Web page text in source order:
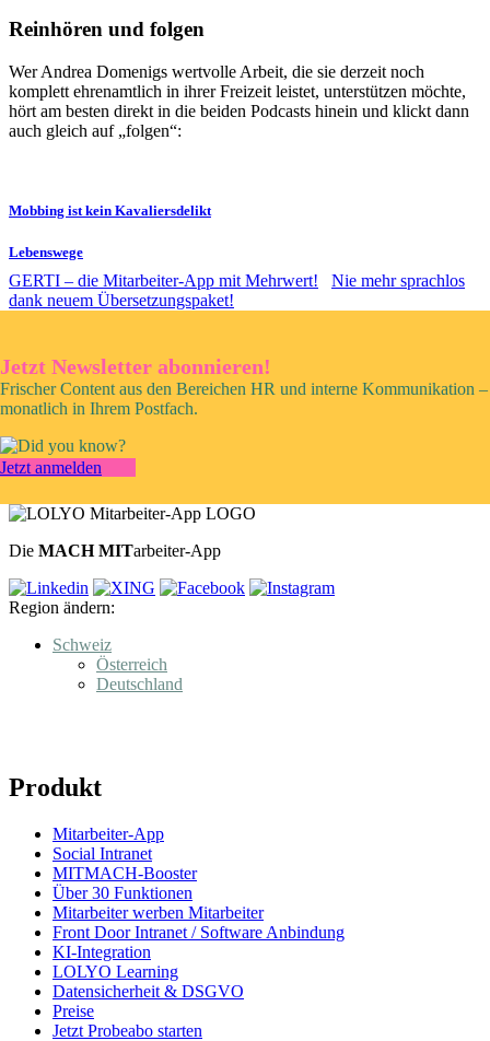
Reinhören und folgen
Wer Andrea Domenigs wertvolle Arbeit, die sie derzeit noch
komplett ehrenamtlich in ihrer Freizeit leistet, unterstützen möchte,
hört am besten direkt in die beiden Podcasts hinein und klickt dann
auch gleich auf „folgen“:
Mobbing ist kein Kavaliersdelikt
Lebenswege
GERTI – die Mitarbeiter-App mit Mehrwert!
Nie mehr sprachlos
dank neuem Übersetzungspaket!
Jetzt Newsletter abonnieren!
Frischer Content aus den Bereichen HR und interne Kommunikation –
monatlich in Ihrem Postfach.
Jetzt anmelden
Die MACH MITarbeiter-App
Region ändern:
Schweiz
Österreich
Deutschland
Produkt
Mitarbeiter-App
Social Intranet
MITMACH-Booster
Über 30 Funktionen
Mitarbeiter werben Mitarbeiter
Front Door Intranet / Software Anbindung
KI-Integration
LOLYO Learning
Datensicherheit & DSGVO
Preise
Jetzt Probeabo starten